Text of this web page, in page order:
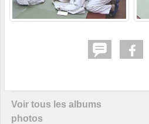
Voir tous les albums
photos